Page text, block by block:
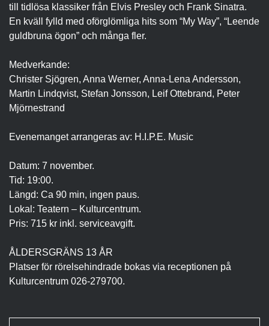
till tidlösa klassiker från Elvis Presley och Frank Sinatra.
En kväll fylld med oförglömliga hits som “My Way”, “Leende
guldbruna ögon” och många fler.
Medverkande:
Christer Sjögren, Anna Werner, Anna-Lena Andersson,
Martin Lindqvist, Stefan Jonsson, Leif Ottebrand, Peter
Mjörnestrand
Evenemanget arrangeras av: H.I.P.E. Music
Datum: 7 november.
Tid: 19:00.
Längd: Ca 90 min, ingen paus.
Lokal: Teatern – Kulturcentrum.
Pris: 715 kr inkl. serviceavgift.
ÅLDERSGRÄNS 13 ÅR
Platser för rörelsehindrade bokas via receptionen på
Kulturcentrum 026-279700.